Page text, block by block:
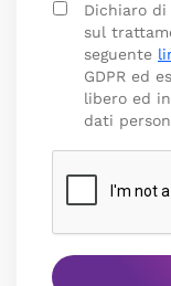
Dichiaro di
sul
seguente
GDPR ed
libero ed
dati